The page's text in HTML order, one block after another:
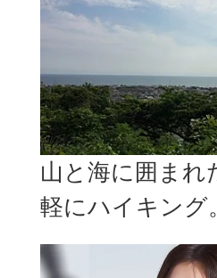
山と海に囲まれ
軽にハイキング
ハイキングコー